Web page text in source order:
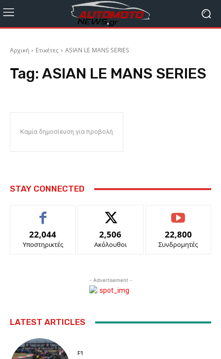
Αρχική Ετικέτες ASIAN LE MANS SERIES
Tag: ASIAN LE MANS SERIES
Καμία δημοσίευση για προβολή
STAY CONNECTED
22,044
Υποστηρικτές
2,506
Ακόλουθοι
22,800
Συνδρομητές
- Advertisement -
LATEST ARTICLES
F1